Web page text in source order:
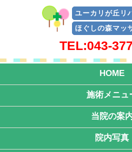
ユーカリが丘リ
ほぐしの森マッ
TEL:043-
HOME
施術メニュ
当院の案
院内写真